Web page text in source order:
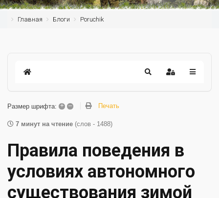
Главная Блоги Poruchik
Размер шрифта: + – Печать
7 минут на чтение (слов - 1488)
Правила поведения в
условиях автономного
существования зимой